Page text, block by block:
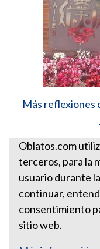
Más reflexiones
Fuente:
PARA
Oblatos.com
terceros, para la
usuario durante
continuar,
consentimiento
sitio web.